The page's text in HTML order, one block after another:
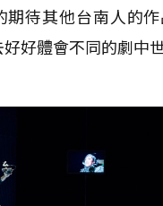
期待其他台南人的
好體會不同的劇中